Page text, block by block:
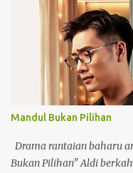
Mandul Bukan Pilihan
Drama rantaian baharu
Bukan Pilihan" Aldi